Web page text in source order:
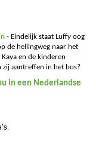
- Eindelijk staat Luffy oog
de hellingweg naar het
en de kinderen
zij aantreffen in het bos?
in een Nederlandse